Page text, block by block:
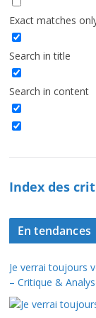
Exact matches
Search in title
Search in content
Index des
En tendances
Je verrai toujours
– Critique &